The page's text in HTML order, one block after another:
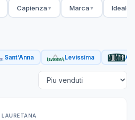
Capienza ▼ Marca ▼ Ideale
Sant'Anna Levissima
LAURETANA